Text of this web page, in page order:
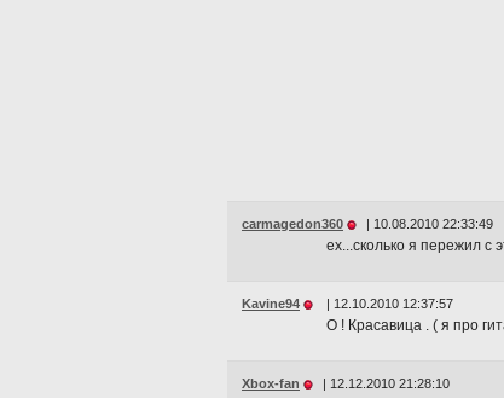
carmagedon360 | 10.08.2010 22:33:49
ех...сколько я пережил с
Kavine94 | 12.10.2010 12:37:57
О ! Красавица . ( я про
Xbox-fan | 12.12.2010 21:28:10